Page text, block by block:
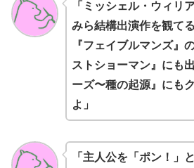
「ミッシェル・ウィリ
みら結構出演作を観て
『フェイブルマンズ』
ストショーマン』にも
ーズ〜種の起源』にも
よ」
「主人公を「ポン！」